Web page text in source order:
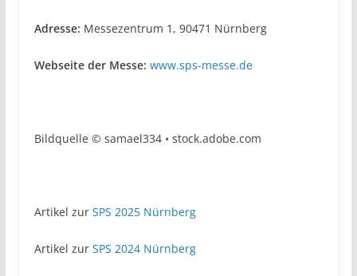
Adresse: Messezentrum 1, 90471 Nürnberg
Webseite der Messe: www.sps-messe.de
Bildquelle © samael334 • stock.adobe.com
Artikel zur SPS 2025 Nürnberg
Artikel zur SPS 2024 Nürnberg